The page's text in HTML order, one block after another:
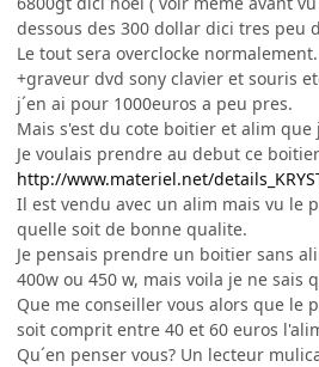
dessous des 300 dollar dici tres peu
Le tout sera overclocke normalement.
+graveur dvd sony clavier et souris
j´en ai pour 1000euros a peu pres.
Mais s'est du cote boitier et alim
Je voulais prendre au debut ce boitier
http://www.materiel.net/
Il est vendu avec un alim mais vu le
quelle soit de bonne qualite.
Je pensais prendre un boitier sans
400w ou 450 w, mais voila je ne sais
Que me conseiller vous alors que le
soit comprit entre 40 et 60 euros
Qu´en penser vous? Un lecteur